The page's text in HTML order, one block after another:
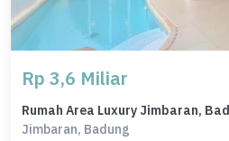
Rp 3,6 Miliar
Jimbaran, Badung